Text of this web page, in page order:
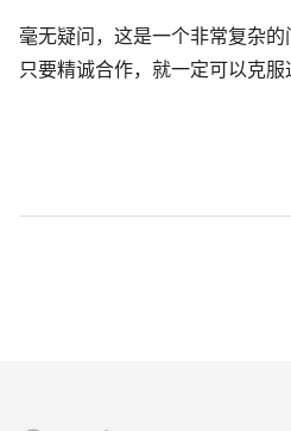
毫无疑问，这是一个非常复杂的
只要精诚合作，就一定可以克服